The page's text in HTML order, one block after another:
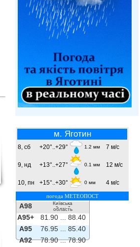
м. Яготин
8, сб +20°..+29° 1.2 мм 7 м/с
9, нд +13°..+27° 0.1 мм 12 м/с
10, пн +15°..+30° 0 мм 4 м/с
погода МЕТЕОПОСТ
Київська
область
A98 - ...-
A95+
81.90 ...
88.40
A95
76.95 ...
85.40
A92
78.90 ...78.90